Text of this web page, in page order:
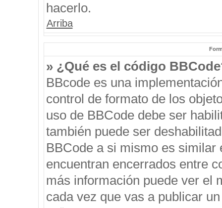
hacerlo.
Arriba
» ¿Qué es el código
BBcode es una
control de formato de los
uso de BBCode debe ser
también puede ser
BBCode a si mismo es
encuentran encerrados entre
más información puede ver el
cada vez que vas a publicar